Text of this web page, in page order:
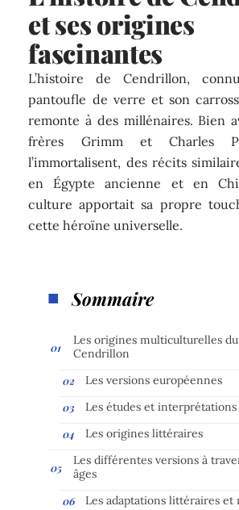
et ses origines
fascinantes
L’histoire de Cendrillon,
pantoufle de verre et son
remonte à des millénaires. Bien
frères Grimm et Charles
l’immortalisent, des récits
en Égypte ancienne et en
culture apportait sa propre
cette héroïne universelle.
Sommaire
Les origines multiculturelles
Cendrillon
Les versions européennes
Les études et interprétations
Les origines littéraires
Les différentes versions à
âges
Les adaptations littéraires et